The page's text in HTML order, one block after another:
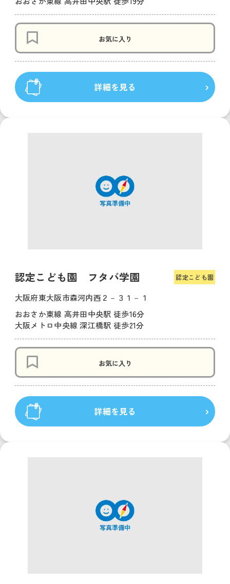
お気に入り
詳細を見る
認定こども園 フタバ学園 認定こども園
大阪府東大阪市森河内西２－３１－１
おおさか東線 高井田中央駅 徒歩16分
大阪メトロ中央線 深江橋駅 徒歩21分
お気に入り
詳細を見る